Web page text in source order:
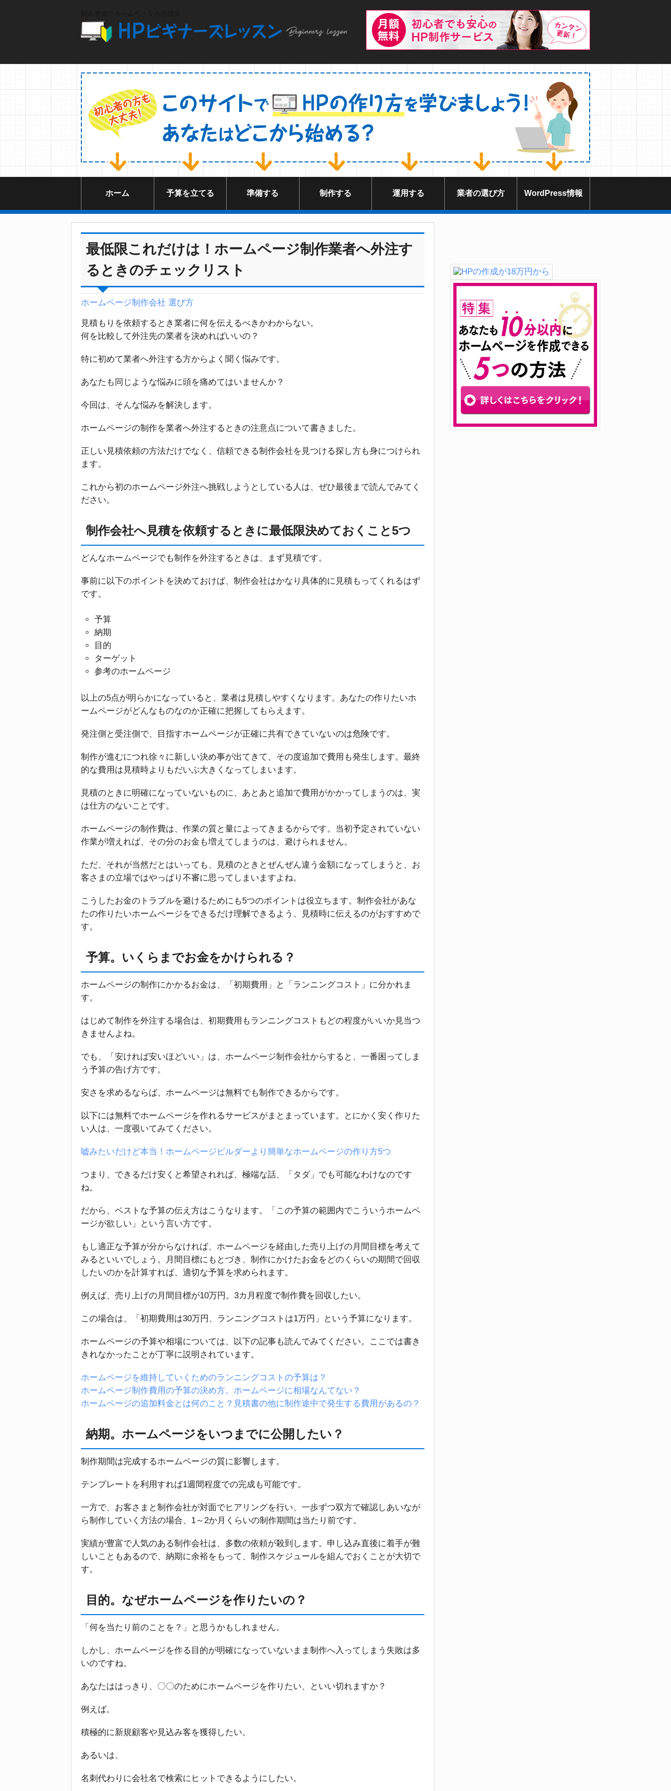
ホーム 予算を立てる 準備する 制作する 運用する 業者の選び方 WordPress情報
最低限これだけは！ホームページ制作業者へ外注す
るときのチェックリスト
ホームページ制作会社 選び方
見積もりを依頼するとき業者に何を伝えるべきかわからない。
何を比較して外注先の業者を決めればいいの？
特に初めて業者へ外注する方からよく聞く悩みです。
あなたも同じような悩みに頭を痛めてはいませんか？
今回は、そんな悩みを解決します。
ホームページの制作を業者へ外注するときの注意点について書きました。
正しい見積依頼の方法だけでなく、信頼できる制作会社を見つける探し方も身につけられ
ます。
これから初のホームページ外注へ挑戦しようとしている人は、ぜひ最後まで読んでみてく
ださい。
制作会社へ見積を依頼するときに最低限決めておくこと5つ
どんなホームページでも制作を外注するときは、まず見積です。
事前に以下のポイントを決めておけば、制作会社はかなり具体的に見積もってくれるはず
です。
予算
納期
目的
ターゲット
参考のホームページ
以上の5点が明らかになっていると、業者は見積しやすくなります。あなたの作りたいホ
ームページがどんなものなのか正確に把握してもらえます。
発注側と受注側で、目指すホームページが正確に共有できていないのは危険です。
制作が進むにつれ徐々に新しい決め事が出てきて、その度追加で費用も発生します。最終
的な費用は見積時よりもだいぶ大きくなってしまいます。
見積のときに明確になっていないものに、あとあと追加で費用がかかってしまうのは、実
は仕方のないことです。
ホームページの制作費は、作業の質と量によってきまるからです。当初予定されていない
作業が増えれば、その分のお金も増えてしまうのは、避けられません。
ただ、それが当然だとはいっても、見積のときとぜんぜん違う金額になってしまうと、お
客さまの立場ではやっぱり不審に思ってしまいますよね。
こうしたお金のトラブルを避けるためにも5つのポイントは役立ちます。制作会社があな
たの作りたいホームページをできるだけ理解できるよう、見積時に伝えるのがおすすめで
す。
予算。いくらまでお金をかけられる？
ホームページの制作にかかるお金は、「初期費用」と「ランニングコスト」に分かれま
す。
はじめて制作を外注する場合は、初期費用もランニングコストもどの程度がいいか見当つ
きませんよね。
でも、「安ければ安いほどいい」は、ホームページ制作会社からすると、一番困ってしま
う予算の告げ方です。
安さを求めるならば、ホームページは無料でも制作できるからです。
以下には無料でホームページを作れるサービスがまとまっています。とにかく安く作りた
い人は、一度覗いてみてください。
嘘みたいだけど本当！ホームページビルダーより簡単なホームページの作り方5つ
つまり、できるだけ安くと希望されれば、極端な話、「タダ」でも可能なわけなのです
ね。
だから、ベストな予算の伝え方はこうなります。「この予算の範囲内でこういうホームペ
ージが欲しい」という言い方です。
もし適正な予算が分からなければ、ホームページを経由した売り上げの月間目標を考えて
みるといいでしょう。月間目標にもとづき、制作にかけたお金をどのくらいの期間で回収
したいのかを計算すれば、適切な予算を求められます。
例えば、売り上げの月間目標が10万円。3カ月程度で制作費を回収したい。
この場合は、「初期費用は30万円、ランニングコストは1万円」という予算になります。
ホームページの予算や相場については、以下の記事も読んでみてください。ここでは書き
きれなかったことが丁寧に説明されています。
ホームページを維持していくためのランニングコストの予算は？
ホームページ制作費用の予算の決め方。ホームページに相場なんてない？
ホームページの追加料金とは何のこと？見積書の他に制作途中で発生する費用があるの？
納期。ホームページをいつまでに公開したい？
制作期間は完成するホームページの質に影響します。
テンプレートを利用すれば1週間程度での完成も可能です。
一方で、お客さまと制作会社が対面でヒアリングを行い、一歩ずつ双方で確認しあいなが
ら制作していく方法の場合、1～2か月くらいの制作期間は当たり前です。
実績が豊富で人気のある制作会社は、多数の依頼が殺到します。申し込み直後に着手が難
しいこともあるので、納期に余裕をもって、制作スケジュールを組んでおくことが大切で
す。
目的。なぜホームページを作りたいの？
「何を当たり前のことを？」と思うかもしれません。
しかし、ホームページを作る目的が明確になっていないまま制作へ入ってしまう失敗は多
いのですね。
あなたははっきり、〇〇のためにホームページを作りたい、といい切れますか？
例えば。
積極的に新規顧客や見込み客を獲得したい。
あるいは、
名刺代わりに会社名で検索にヒットできるようにしたい。